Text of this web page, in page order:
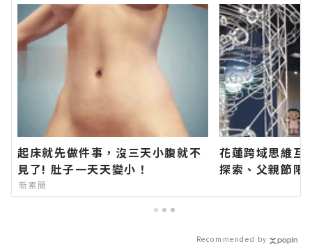
起床就先做件事，沒三天小腹就不
見了! 肚子一天天變小！
新素簡
花蓮跨域思維互
探索、父親節
的今日新聞報導
Recommended by